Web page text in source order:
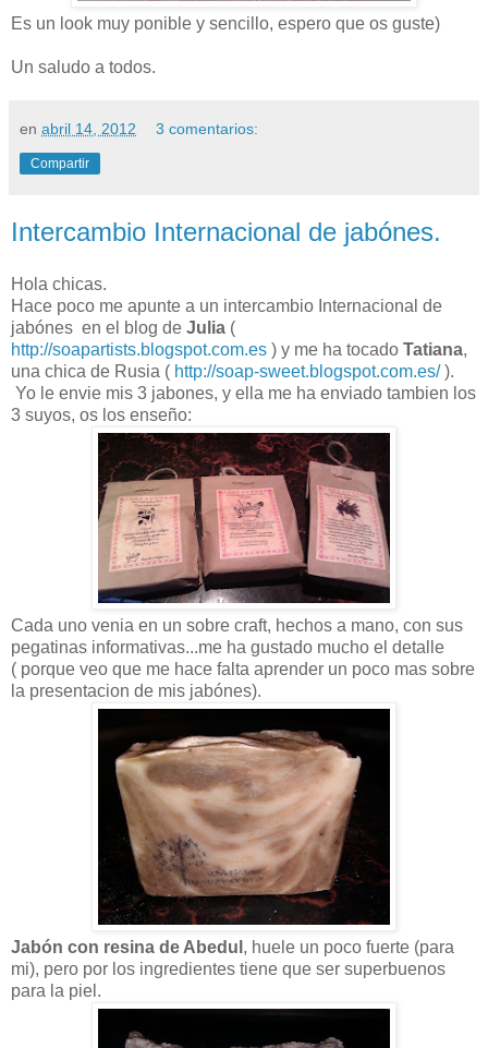
Es un look muy ponible y sencillo, espero que os guste)
Un saludo a todos.
en abril 14, 2012 3 comentarios:
Compartir
Intercambio Internacional de jabónes.
Hola chicas.
Hace poco me apunte a un intercambio Internacional de
jabónes en el blog de Julia (
http://soapartists.blogspot.com.es ) y me ha tocado Tatiana,
una chica de Rusia ( http://soap-sweet.blogspot.com.es/).
Yo le envie mis 3 jabones, y ella me ha enviado tambien los
3 suyos, os los enseño:
Cada uno venia en un sobre craft, hechos a mano, con sus
pegatinas informativas...me ha gustado mucho el detalle
( porque veo que me hace falta aprender un poco mas sobre
la presentacion de mis jabónes).
Jabón con resina de Abedul , huele un poco fuerte (para
mi), pero por los ingredientes tiene que ser superbuenos
para la piel.